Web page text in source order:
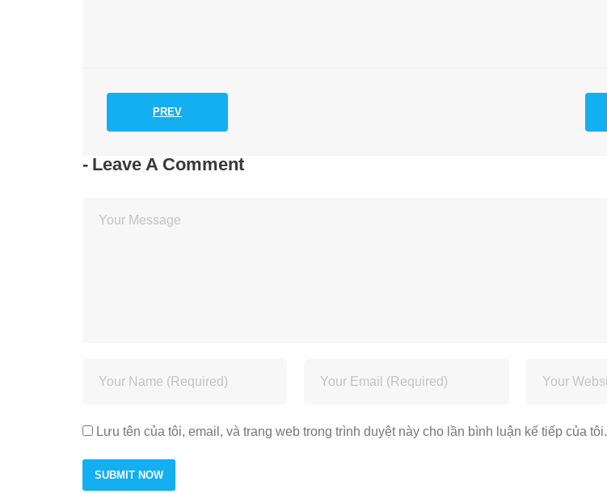
PREV
Leave A Comment
Lưu tên của tôi, email, và trang web trong trình duyệt này cho lần bình luận kế tiếp của tôi.